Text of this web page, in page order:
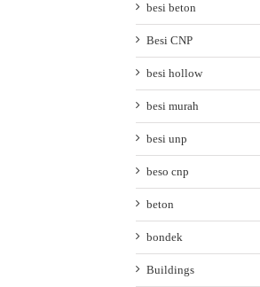
besi beton
Besi CNP
besi hollow
besi murah
besi unp
beso cnp
beton
bondek
Buildings